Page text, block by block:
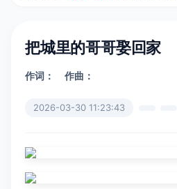
把城里的哥哥娶回家
作词： 作曲：
2026-03-30 11:23:43